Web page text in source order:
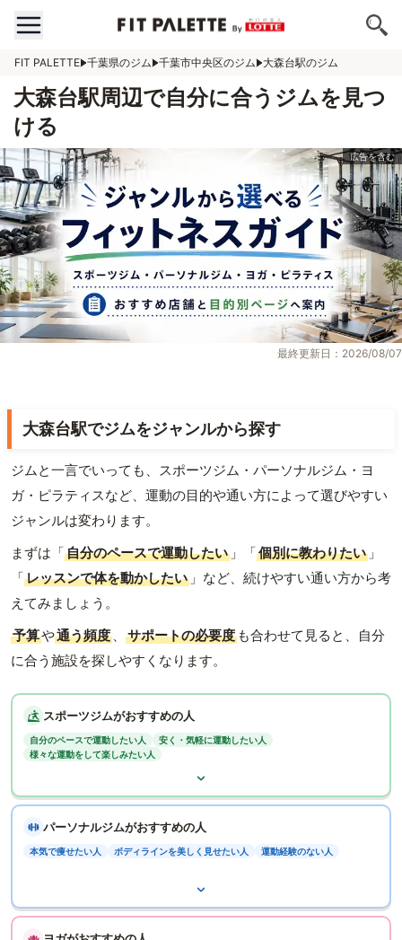
FIT PALETTE 千葉県のジム 千葉市中央区のジム 大森台駅のジム
大森台駅周辺で自分に合うジムを見つ
ける
最終更新日：2026/08/07
大森台駅でジムをジャンルから探す
ジムと一言でいっても、スポーツジム・パーソナルジム・ヨ
ガ・ピラティスなど、運動の目的や通い方によって選びやすい
ジャンルは変わります。
まずは「自分のペースで運動したい 」「個別に教わりたい 」
「レッスンで体を動かしたい 」など、続けやすい通い方から考
えてみましょう。
予算や通う頻度 、 サポートの必要度 も合わせて見ると、自分
に合う施設を探しやすくなります。
スポーツジムがおすすめの人
自分のペースで運動したい人
安く・気軽に運動したい人
様々な運動をして楽しみたい人
パーソナルジムがおすすめの人
本気で痩せたい人 ボディラインを美しく見せたい人 運動経験のない人